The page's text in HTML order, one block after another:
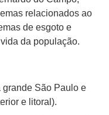
relacionados ao
de esgoto e
da população.
São Paulo e
e litoral).